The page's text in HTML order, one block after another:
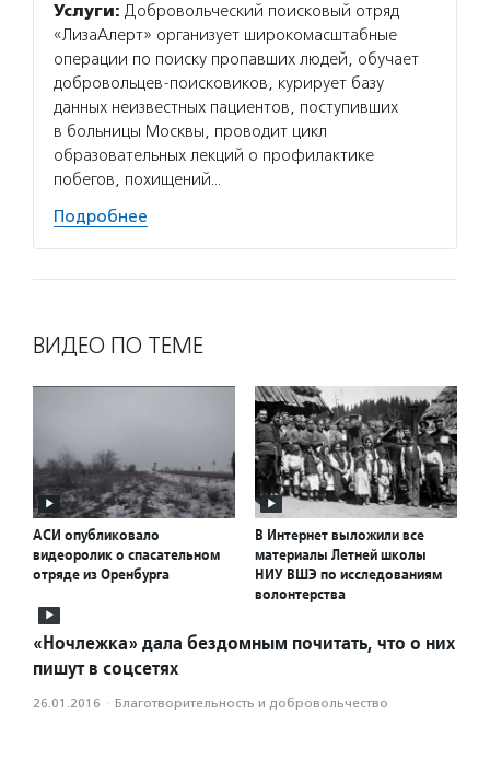
Услуги: Добровольческий поисковый отряд
«ЛизаАлерт» организует широкомасштабные
операции по поиску пропавших людей, обучает
добровольцев-поисковиков, курирует базу
данных неизвестных пациентов, поступивших
в больницы Москвы, проводит цикл
образовательных лекций о профилактике
побегов, похищений…
Подробнее
ВИДЕО ПО ТЕМЕ
АСИ опубликовало
видеоролик о спасательном
отряде из Оренбурга
В Интернет выложили все
материалы Летней школы
НИУ ВШЭ по исследованиям
волонтерства
«Ночлежка» дала бездомным почитать, что о них
пишут в соцсетях
26.01.2016 · Благотвори­тель­ность и доброволь­чест­во